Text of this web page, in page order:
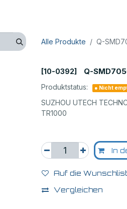
Alle Produkte Q-
[10-0392] Q-
Produktstatus: ● Nicht
SUZHOU UTECH
TR1000
In
Auf die
Vergleichen